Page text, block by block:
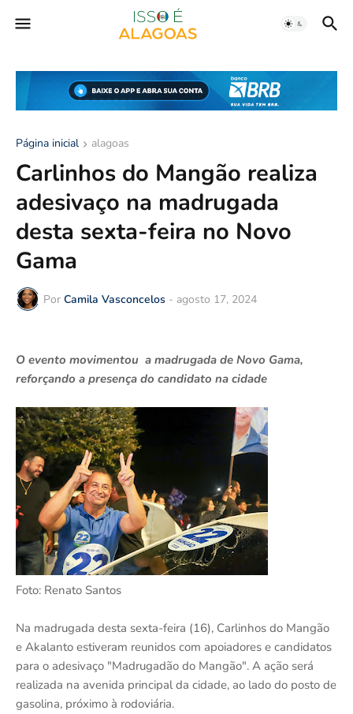
Página inicial alagoas
Carlinhos do Mangão realiza
adesivaço na madrugada
desta sexta-feira no Novo
Gama
Por Camila Vasconcelos - agosto 17, 2024
O evento movimentou a madrugada de Novo Gama,
reforçando a presença do candidato na cidade
Foto: Renato Santos
Na madrugada desta sexta-feira (16), Carlinhos do Mangão
e Akalanto estiveram reunidos com apoiadores e candidatos
para o adesivaço "Madrugadão do Mangão". A ação será
realizada na avenida principal da cidade, ao lado do posto de
gasolina, próximo à rodoviária.